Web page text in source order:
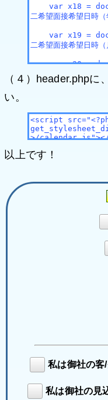
（４）header.phpに
い。
以上です！
私は御社の客
私は御社の見